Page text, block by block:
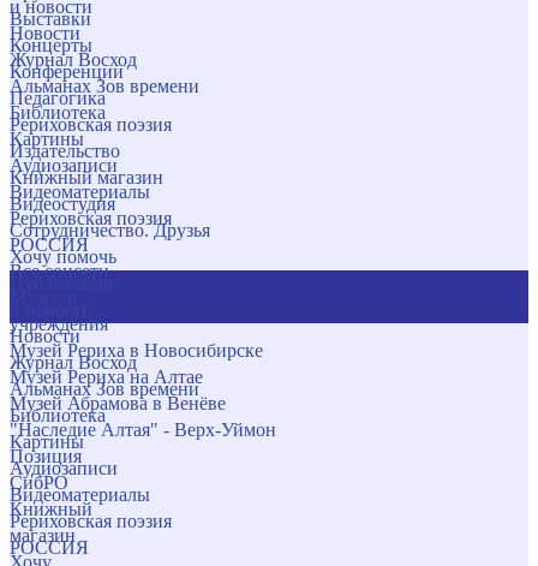
и новости
Новости
Журнал Восход
Альманах Зов времени
Библиотека
Картины
Аудиозаписи
Видеоматериалы
Рериховская поэзия
РОССИЯ
Все соцсети
учреждения
Музей Рериха в Новосибирске
Музей Рериха на Алтае
Музей Абрамова в Венёве
"Наследие Алтая" - Верх-Уймон
Позиция
СибРО
Книжный
магазин
Хочу
Выставки
Концерты
Конференции
Педагогика
Рериховская поэзия
Издательство
Книжный магазин
Видеостудия
Сотрудничество. Друзья
Хочу помочь
Новости
Журнал Восход
Альманах Зов времени
Библиотека
Картины
Аудиозаписи
Видеоматериалы
Рериховская поэзия
РОССИЯ